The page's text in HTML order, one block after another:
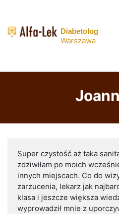
content
Diabetolog
Warszawa
Super czystość aż taka
zdziwiłam po moich
innych miejscach. Co do
zarzucenia, lekarz jak
klasa i jeszcze większa
wyprowadził mnie z